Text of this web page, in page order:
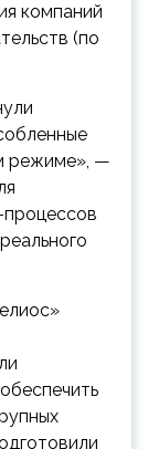
компаний
(по
режиме», —